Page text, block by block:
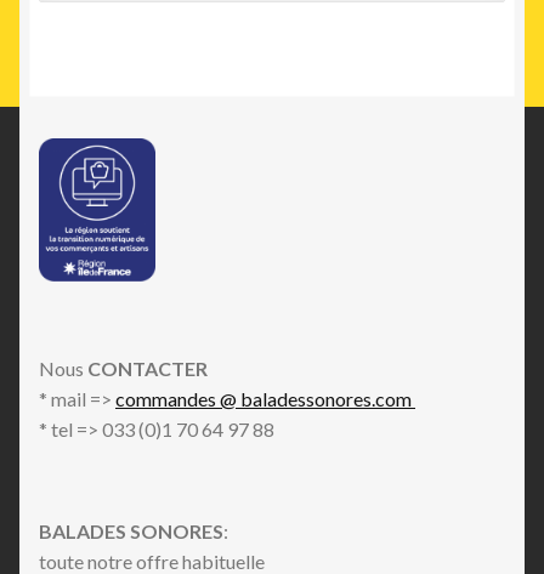
Nous CONTACTER
* mail => commandes @ baladessonores.com
* tel => 033 (0)1 70 64 97 88
BALADES SONORES:
toute notre offre habituelle